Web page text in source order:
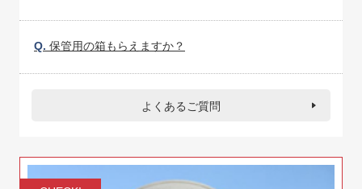
Q. 保管用の箱もらえますか？
よくあるご質問